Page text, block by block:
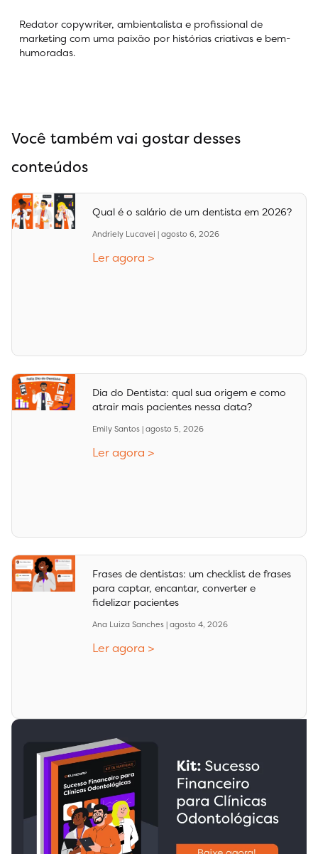
Redator copywriter, ambientalista e profissional de
marketing com uma paixão por histórias criativas e bem-
humoradas.
Você também vai gostar desses
conteúdos
Qual é o salário de um dentista em 2026?
Andriely Lucavei agosto 6, 2026
Ler agora >
Dia do Dentista: qual sua origem e como
atrair mais pacientes nessa data?
Emily Santos agosto 5, 2026
Ler agora >
Frases de dentistas: um checklist de frases
para captar, encantar, converter e
fidelizar pacientes
Ana Luiza Sanches agosto 4, 2026
Ler agora >